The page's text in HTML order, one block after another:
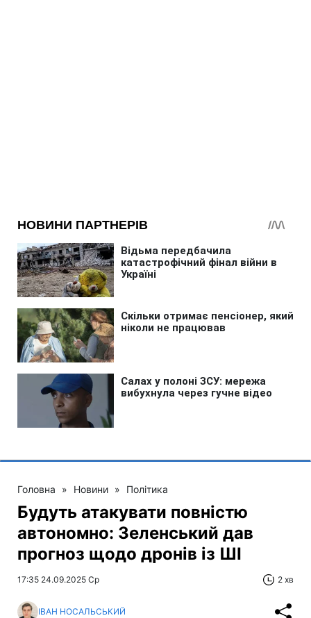
Головна » Новини » Політика
Будуть атакувати повністю
автономно: Зеленський дав
прогноз щодо дронів із ШІ
17:35 24.09.2025 Ср 2 хв
ІВАН НОСАЛЬСЬКИЙ